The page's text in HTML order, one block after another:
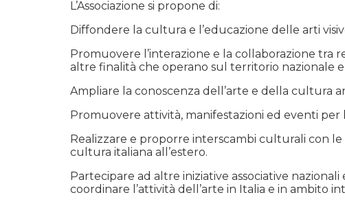
L’Associazione si propone di:
Diffondere la cultura e l’educazione delle arti
Promuovere l’interazione e la collaborazione tra
altre finalità che operano sul territorio nazionale
Ampliare la conoscenza dell’arte e della cultura
Promuovere attività, manifestazioni ed eventi
Realizzare e proporre interscambi culturali con
cultura italiana all’estero.
Partecipare ad altre iniziative associative
coordinare l’attività dell’arte in Italia e in ambito